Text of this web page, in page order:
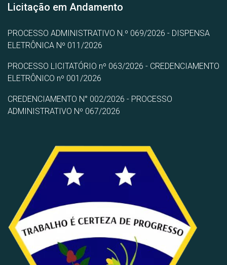
Licitação em Andamento
PROCESSO ADMINISTRATIVO N.º 069/2026 - DISPENSA
ELETRÔNICA Nº 011/2026
PROCESSO LICITATÓRIO nº 063/2026 - CREDENCIAMENTO
ELETRÔNICO nº 001/2026
CREDENCIAMENTO N° 002/2026 - PROCESSO
ADMINISTRATIVO Nº 067/2026